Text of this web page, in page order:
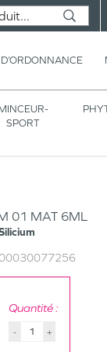
SPORT
01 MAT 6ML
Quantité :
- +